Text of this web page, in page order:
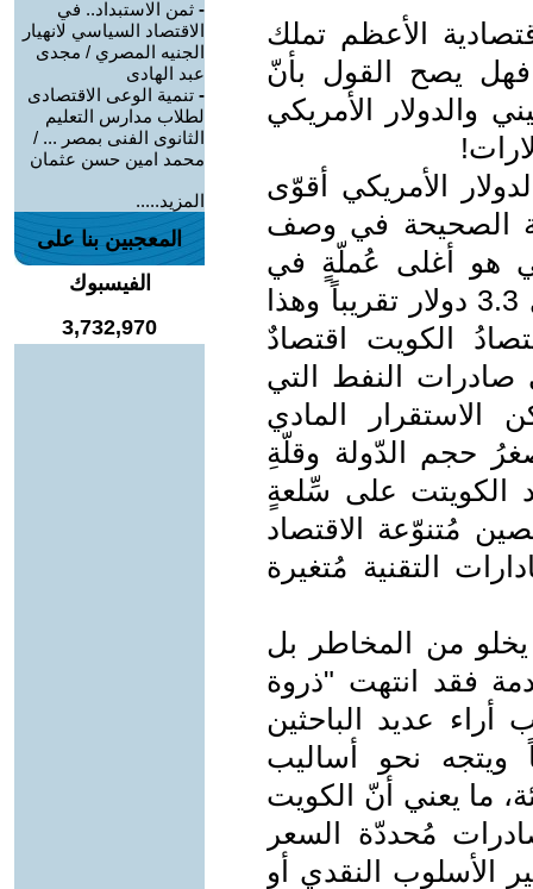
الأعظم تملك
فهل يصح القول بأنّ
والدولار الأمريكي
الأمريكي أقوّى
الصحيحة في وصف
هو أغلى عُملّةٍ في
العالم، فسعر كُلِّ دينارٍ كويتي يساوي 3.3 دولار تقريباً وهذا
الكويت اقتصادٌ
النفط التي
لكن الاستقرار المادي
حجم الدّولة وقلّةِ
الكويتت على سِّلعةٍ
مُتنوّعة الاقتصاد
التقنية مُتغيرة
يخلو من المخاطر بل
فقد انتهت "ذروة
عديد الباحثين
ويتجه نحو أساليب
ما يعني أنّ الكويت
مُحددّة السعر
الأسلوب النقدي أو
- ثمن الاستبداد.. في
الاقتصاد السياسي لانهيار
الجنيه المصري / مجدى
عبد الهادى
- تنمية الوعى الاقتصادى
لطلاب مدارس التعليم
الثانوى الفنى بمصر ... /
محمد امين حسن عثمان
المزيد.....
المعجبين بنا على
الفيسبوك
3,732,970